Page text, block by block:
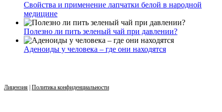
Свойства и применение лапчатки белой в народной
медицине
Полезно ли пить зеленый чай при давлении?
Аденоиды у человека – где они находятся
Лицензия Политика конфиденциальности